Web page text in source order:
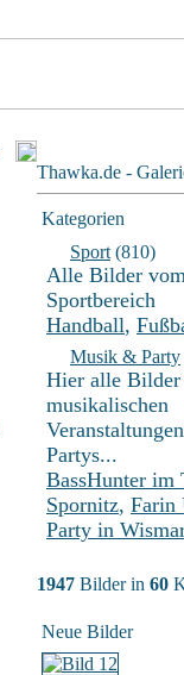
Thawka.de -
Kategorien
Sport (810)
Alle Bilder
Sportbereich
Handball,
Musik & Party
Hier alle
musikalischen
Partys...
BassHunter im
Spornitz, Farin
Party in
1947 Bilder in 60
Neue Bilder